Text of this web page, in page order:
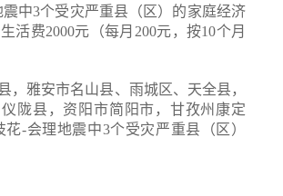
中3个受灾严重县（区）的家庭经济
活费2000元（每月200元，按10个月
，雅安市名山县、雨城区、天全县，
陇县，资阳市简阳市，甘孜州康定
-会理地震中3个受灾严重县（区）